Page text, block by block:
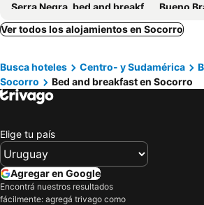
Serra Negra, bed and breakfasts
Bueno
Joanópolis, bed and breakfasts
Ver todos los alojamientos en Socorro
Busca hoteles Centro- y Sudamérica
Socorro
Bed and breakfast en Socorro
Elige tu país
Agregar en Google
Encontrá nuestros resultados
fácilmente: agregá trivago como